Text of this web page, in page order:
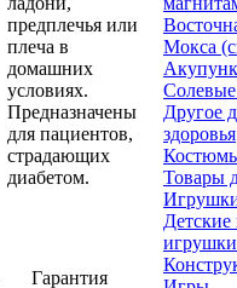
предплечья или
плеча в
домашних
условиях.
Предназначены
для пациентов,
страдающих
диабетом.
Гарантия
Мокса
Другое
здоровья
Товары
игрушки